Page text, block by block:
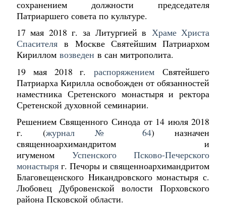
сохранением должности председателя
Патриаршего совета по культуре.
17 мая 2018 г. за Литургией в Храме Христа
Спасителяв Москве Святейшим Патриархом
Кириллом возведен в сан митрополита.
19 мая 2018 г.распоряжением Святейшего
Патриарха Кирилла освобожден от обязанностей
наместника Сретенского монастыря и ректора
Сретенской духовной семинарии.
Решением Священного Синода от 14 июля 2018
г. (журнал № 64) назначен
священноархимандритом и
игуменом Успенского Псково-Печерского
монастыряг. Печоры и священноархимандритом
Благовещенского Никандровского монастыря с.
Любовец Дубровенской волости Порховского
района Псковской области.